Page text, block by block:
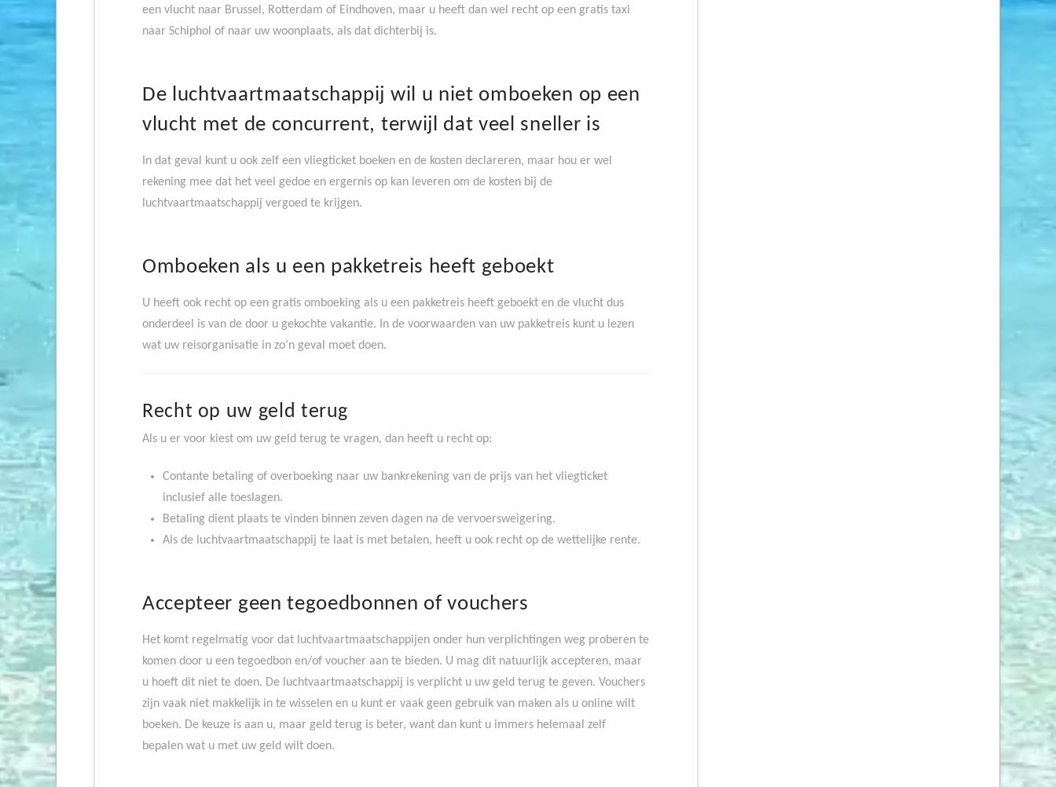
een vlucht naar Brussel, Rotterdam of Eindhoven, maar u heeft dan wel recht op een gratis taxi
naar Schiphol of naar uw woonplaats, als dat dichterbij is.
De luchtvaartmaatschappij wil u niet omboeken op een
vlucht met de concurrent, terwijl dat veel sneller is
In dat geval kunt u ook zelf een vliegticket boeken en de kosten declareren, maar hou er wel
rekening mee dat het veel gedoe en ergernis op kan leveren om de kosten bij de
luchtvaartmaatschappij vergoed te krijgen.
Omboeken als u een pakketreis heeft geboekt
U heeft ook recht op een gratis omboeking als u een pakketreis heeft geboekt en de vlucht dus
onderdeel is van de door u gekochte vakantie. In de voorwaarden van uw pakketreis kunt u lezen
wat uw reisorganisatie in zo’n geval moet doen.
Recht op uw geld terug
Als u er voor kiest om uw geld terug te vragen, dan heeft u recht op:
Contante betaling of overboeking naar uw bankrekening van de prijs van het vliegticket
inclusief alle toeslagen.
Betaling dient plaats te vinden binnen zeven dagen na de vervoersweigering.
Als de luchtvaartmaatschappij te laat is met betalen, heeft u ook recht op de wettelijke rente.
Accepteer geen tegoedbonnen of vouchers
Het komt regelmatig voor dat luchtvaartmaatschappijen onder hun verplichtingen weg proberen te
komen door u een tegoedbon en/of voucher aan te bieden. U mag dit natuurlijk accepteren, maar
u hoeft dit niet te doen. De luchtvaartmaatschappij is verplicht u uw geld terug te geven. Vouchers
zijn vaak niet makkelijk in te wisselen en u kunt er vaak geen gebruik van maken als u online wilt
boeken. De keuze is aan u, maar geld terug is beter, want dan kunt u immers helemaal zelf
bepalen wat u met uw geld wilt doen.